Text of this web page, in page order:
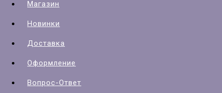
Магазин
Новинки
Доставка
Оформление
Вопрос-Ответ